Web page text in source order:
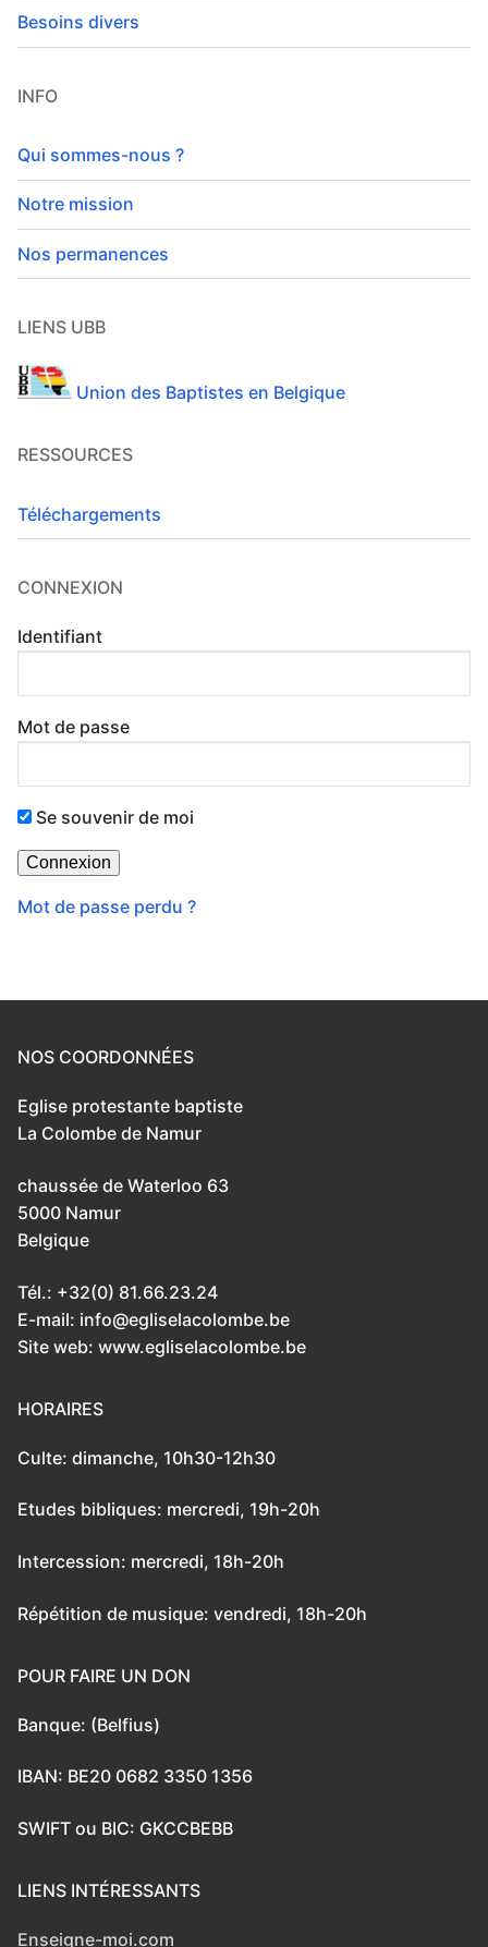
Besoins divers
INFO
Qui sommes-nous ?
Notre mission
Nos permanences
LIENS UBB
Union des Baptistes en Belgique
RESSOURCES
Téléchargements
CONNEXION
Identifiant
Mot de passe
Se souvenir de moi
Mot de passe perdu ?
NOS COORDONNÉES
Eglise protestante baptiste
La Colombe de Namur
chaussée de Waterloo 63
5000 Namur
Belgique
Tél.: +32(0) 81.66.23.24
E-mail: info@egliselacolombe.be
Site web: www.egliselacolombe.be
HORAIRES
Culte: dimanche, 10h30-12h30
Etudes bibliques: mercredi, 19h-20h
Intercession: mercredi, 18h-20h
Répétition de musique: vendredi, 18h-20h
POUR FAIRE UN DON
Banque: (Belfius)
IBAN: BE20 0682 3350 1356
SWIFT ou BIC: GKCCBEBB
LIENS INTÉRESSANTS
Enseigne-moi.com